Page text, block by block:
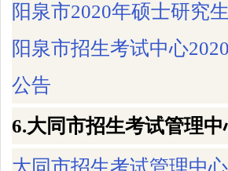
阳泉市2020年硕士研究
阳泉市招生考试中心
公告
6.大同市招生考试管理中
大同市招生考试管理中